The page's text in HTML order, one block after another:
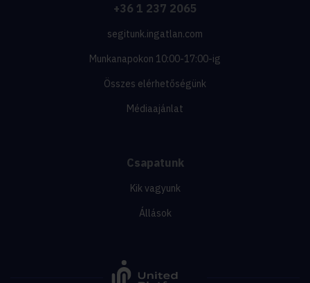
+36 1 237 2065
segitunk.ingatlan.com
Munkanapokon 10:00-17:00-ig
Összes elérhetőségünk
Médiaajánlat
Csapatunk
Kik vagyunk
Állások